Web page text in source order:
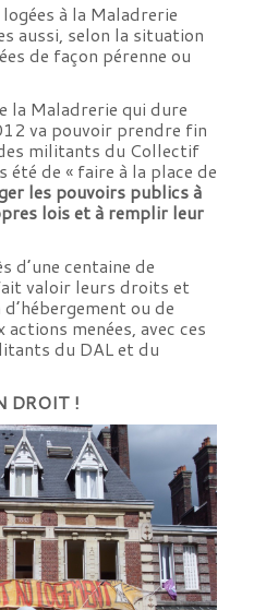
à la Maladrerie
aussi, selon la situation
de façon pérenne ou
la Maladrerie qui dure
va pouvoir prendre fin
militants du Collectif
été de « faire à la place de
les pouvoirs publics à
lois et à remplir leur
d’une centaine de
valoir leurs droits et
ou de
menées, avec ces
du DAL et du
DROIT !